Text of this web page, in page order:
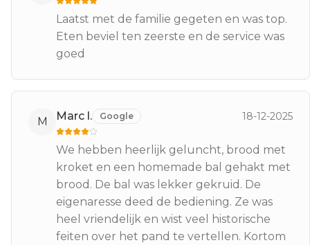
Laatst met de familie gegeten en was top.
Eten beviel ten zeerste en de service was
goed
M Marc l. Google 18-12-2025
We hebben heerlijk geluncht, brood met
kroket en een homemade bal gehakt met
brood. De bal was lekker gekruid. De
eigenaresse deed de bediening. Ze was
heel vriendelijk en wist veel historische
feiten over het pand te vertellen. Kortom